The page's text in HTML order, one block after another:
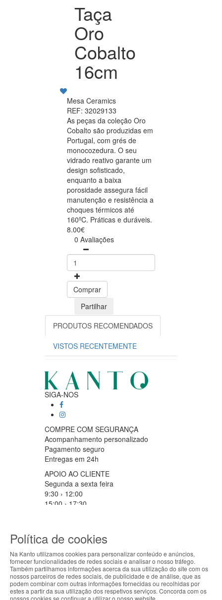
Taça
Oro
Cobalto
16cm
Mesa Ceramics
REF: 32029133
As peças da coleção Oro
Cobalto são produzidas em
Portugal, com grés de
monocozedura. O seu
vidrado reativo garante um
design sofisticado,
enquanto a baixa
porosidade assegura fácil
manutenção e resistência a
choques térmicos até
160ºC. Práticas e duráveis.
8.00€
0 Avaliações
Comprar
Partilhar
PRODUTOS RECOMENDADOS
VISTOS RECENTEMENTE
SIGA-NOS
COMPRE COM SEGURANÇA
Acompanhamento personalizado
Pagamento seguro
Entregas em 24h
APOIO AO CLIENTE
Segunda a sexta feira
9:30 › 12:00
15:00 › 17:30
MÉTODOS DE PAGAMENTO
ABOUT THE COOKIES
Kanto handles information about your visit using
cookies that improve the performance of the
Política de cookies
Na Kanto utilizamos cookies para personalizar conteúdo e anúncios,
fornecer funcionalidades de redes sociais e analisar o nosso tráfego.
Também partilhamos informações acerca da sua utilização do site com os
nossos parceiros de redes sociais, de publicidade e de análise, que as
podem combinar com outras informações fornecidas ou recolhidas por
estes a partir da sua utilização dos respetivos serviços. Concorda com os
nossos cookies se continuar a utilizar o nosso website.